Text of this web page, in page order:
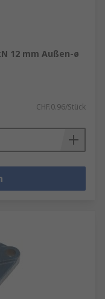
12 mm Außen-ø
CHF.0.96/Stück